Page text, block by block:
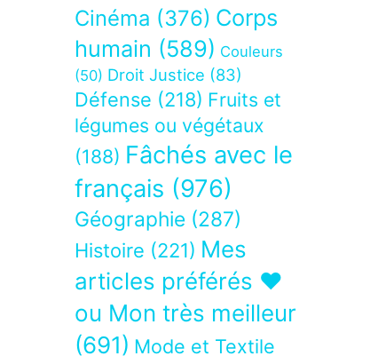
Cinéma (376) Corps
humain (589) Couleurs
(50) Droit Justice (83)
Défense (218) Fruits et
légumes ou végétaux
(188) Fâchés avec le
français (976)
Géographie (287)
Histoire (221) Mes
articles préférés ❤
ou Mon très meilleur
(691) Mode et Textile